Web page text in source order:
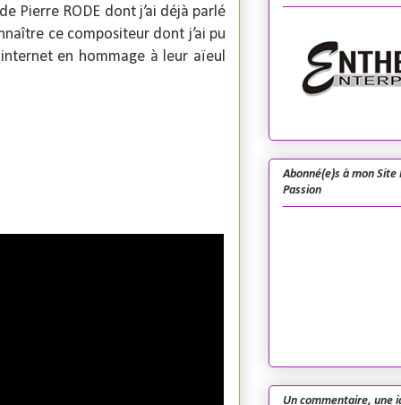
Pierre RODE dont j’ai déjà parlé
ce compositeur dont j’ai pu
en hommage à leur aïeul
Abonné(e)s à mon
Passion
Un commentaire, une